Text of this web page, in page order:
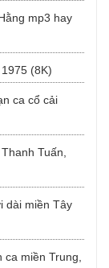
mp3 hay
(8K)
ca cổ cải
Tuấn,
dài miền Tây
miền Trung,